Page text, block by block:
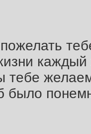
каждый
тебе
было